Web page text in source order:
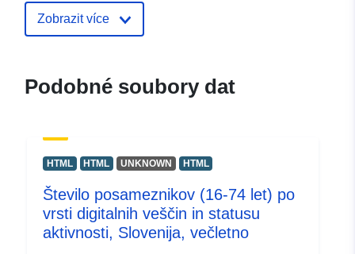
Aktualizace údajů.europa.eu:
uriRef: http://data.europa.eu/88u/dataset/
Zobrazit více
Podobné soubory dat
HTML HTML UNKNOWN HTML
Število posameznikov (16-74 let) po
vrsti digitalnih veščin in statusu
aktivnosti, Slovenija, večletno